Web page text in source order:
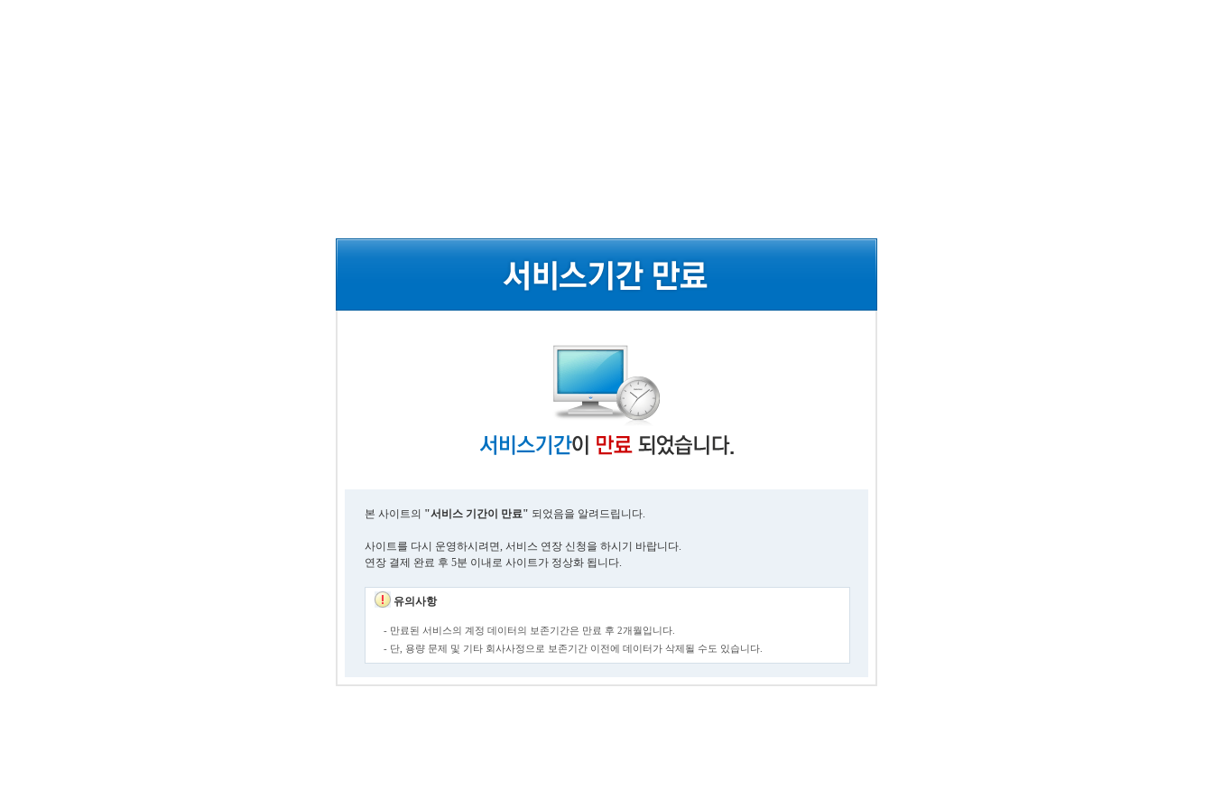
본 사이트의 "서비스 기간이 만료" 되었음을 알려드립니다.
사이트를 다시 운영하시려면, 서비스 연장 신청을 하시기 바랍니다.
연장 결제 완료 후 5분 이내로 사이트가 정상화 됩니다.
유의사항
- 만료된 서비스의 계정 데이터의 보존기간은 만료 후 2개월입니다.
- 단, 용량 문제 및 기타 회사사정으로 보존기간 이전에 데이터가 삭제될 수도 있습니다.